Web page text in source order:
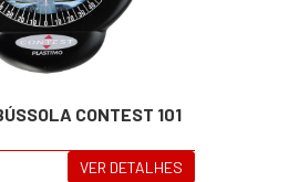
CONTEST 101
VER DETALHES